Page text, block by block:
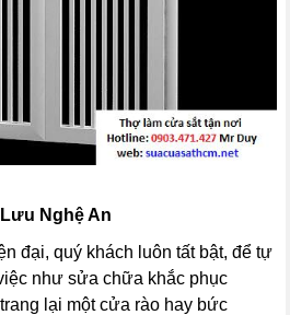
Nghệ An
đại, quý khách luôn tất bật, để tự
như sửa chữa khắc phục
lại một cửa rào hay bức